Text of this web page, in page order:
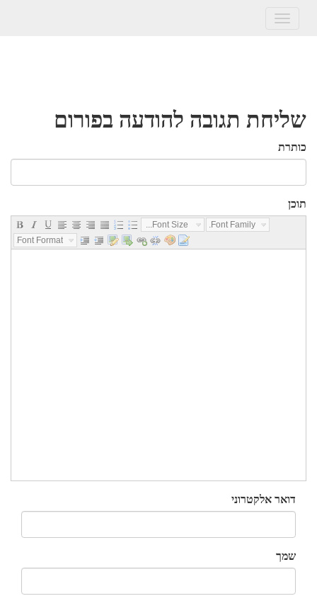
Toggle
שליחת תגובה להודעה בפורום
כותרת
תוכן
Font Size...
Font Family...
Font Format...
דואר אלקטרוני
שמך